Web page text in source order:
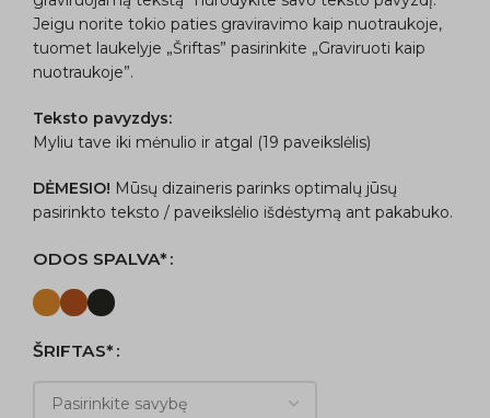
Jeigu norite tokio paties graviravimo kaip nuotraukoje,
tuomet laukelyje „Šriftas” pasirinkite „Graviruoti kaip
nuotraukoje”.
Teksto pavyzdys:
Myliu tave iki mėnulio ir atgal (19 paveikslėlis)
DĖMESIO! Mūsų dizaineris parinks optimalų jūsų
pasirinkto teksto / paveikslėlio išdėstymą ant pakabuko.
ODOS SPALVA*
ŠRIFTAS*